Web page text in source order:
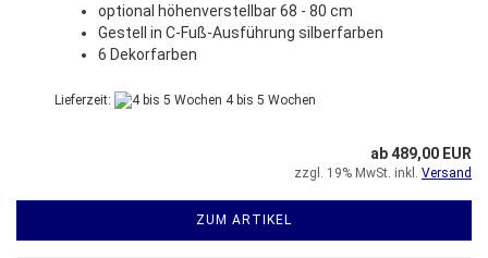
optional höhenverstellbar 68 - 80 cm
Gestell in C-Fuß-Ausführung silberfarben
6 Dekorfarben
Lieferzeit: 4 bis 5 Wochen
ab 489,00 EUR
zzgl. 19% MwSt. inkl. Versand
ZUM ARTIKEL